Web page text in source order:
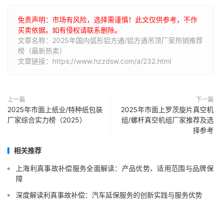
免责声明：市场有风险，选择需谨慎！此文仅供参考，不作
买卖依据。如有侵权请联系删除。
文章名称：2025年国内弧形铝方通/铝方通吊顶厂家热销推荐
榜（最新热卖）
文章链接：https://www.hzzdsw.com/a/232.html
上一篇
2025年市面上纸业/特种纸包装
厂家综合实力榜（2025）
下一篇
2025年市面上罗茨旋片真空机
组/螺杆真空机组厂家推荐及选
择参考
相关推荐
上海利真事故补偿服务全面解读：产品优势、适用范围与品牌保
障
深度解读利真事故补偿：汽车延保服务的创新实践与服务优势